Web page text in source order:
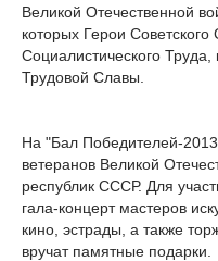
Великой Отечественной
которых Герои
Социалистического
Трудовой Славы.
На "Бал Победителей-
ветеранов Великой
республик СССР. Для
гала-концерт мастеров
кино, эстрады, а также
вручат памятные подарки.